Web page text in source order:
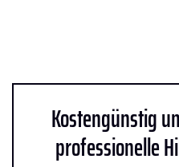
Kostengünstig
professionelle